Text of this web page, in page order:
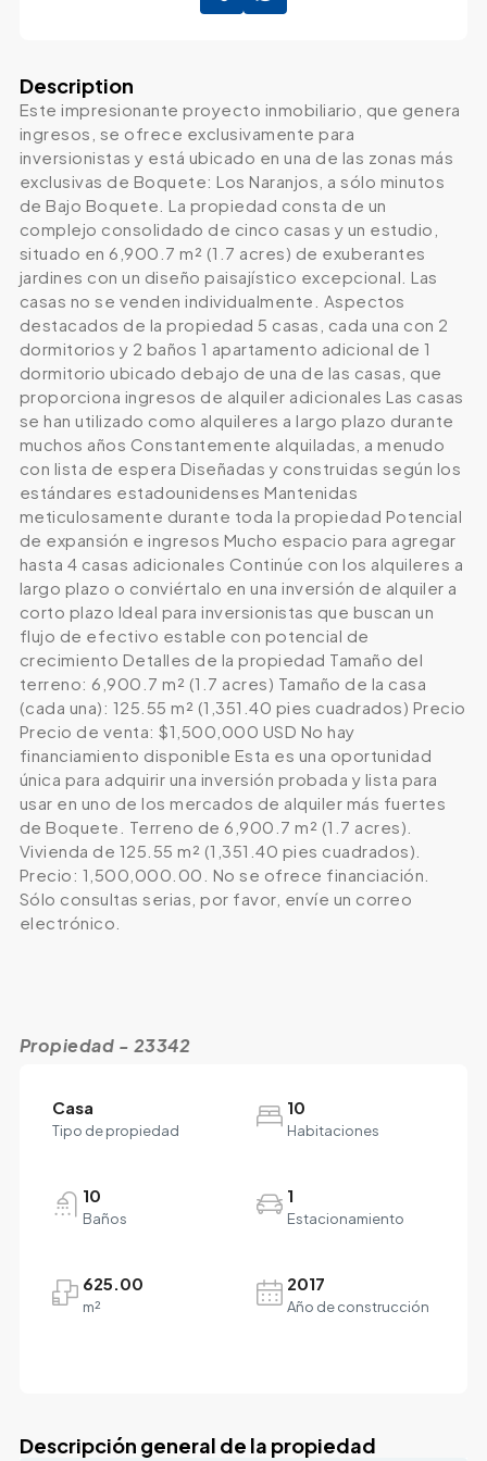
Description
Este impresionante proyecto inmobiliario, que genera
ingresos, se ofrece exclusivamente para
inversionistas y está ubicado en una de las zonas más
exclusivas de Boquete: Los Naranjos, a sólo minutos
de Bajo Boquete. La propiedad consta de un
complejo consolidado de cinco casas y un estudio,
situado en 6,900.7 m² (1.7 acres) de exuberantes
jardines con un diseño paisajístico excepcional. Las
casas no se venden individualmente. Aspectos
destacados de la propiedad 5 casas, cada una con 2
dormitorios y 2 baños 1 apartamento adicional de 1
dormitorio ubicado debajo de una de las casas, que
proporciona ingresos de alquiler adicionales Las casas
se han utilizado como alquileres a largo plazo durante
muchos años Constantemente alquiladas, a menudo
con lista de espera Diseñadas y construidas según los
estándares estadounidenses Mantenidas
meticulosamente durante toda la propiedad Potencial
de expansión e ingresos Mucho espacio para agregar
hasta 4 casas adicionales Continúe con los alquileres a
largo plazo o conviértalo en una inversión de alquiler a
corto plazo Ideal para inversionistas que buscan un
flujo de efectivo estable con potencial de
crecimiento Detalles de la propiedad Tamaño del
terreno: 6,900.7 m² (1.7 acres) Tamaño de la casa
(cada una): 125.55 m² (1,351.40 pies cuadrados) Precio
Precio de venta: $1,500,000 USD No hay
financiamiento disponible Esta es una oportunidad
única para adquirir una inversión probada y lista para
usar en uno de los mercados de alquiler más fuertes
de Boquete. Terreno de 6,900.7 m² (1.7 acres).
Vivienda de 125.55 m² (1,351.40 pies cuadrados).
Precio: 1,500,000.00. No se ofrece financiación.
Sólo consultas serias, por favor, envíe un correo
electrónico.
Propiedad - 23342
Casa
Tipo de propiedad
10
Habitaciones
10
Baños
1
Estacionamiento
625.00
m²
2017
Año de construcción
Descripción general de la propiedad